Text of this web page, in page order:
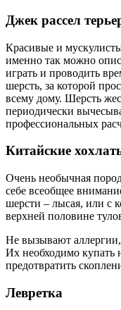
Джек рассел
Красивые и
именно так можно
играть и проводить
шерсть, за которой
всему дому. Шерсть
периодически
профессиональных
Китайские
Очень необычная
себе всеобщее
шерсти – лысая, или с
верхней половине
Не вызывают
Их необходимо купать
предотвратить
Левретка